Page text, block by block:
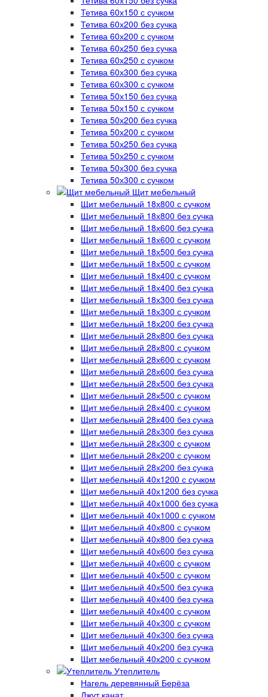
Тетива 60х150 с сучком
Тетива 60х200 без сучка
Тетива 60х200 с сучком
Тетива 60х250 без сучка
Тетива 60х250 с сучком
Тетива 60х300 без сучка
Тетива 60х300 с сучком
Тетива 50х150 без сучка
Тетива 50х150 с сучком
Тетива 50х200 без сучка
Тетива 50х200 с сучком
Тетива 50х250 без сучка
Тетива 50х250 с сучком
Тетива 50х300 без сучка
Тетива 50х300 с сучком
Щит мебельный
Щит мебельный 18х800 с сучком
Щит мебельный 18х800 без сучка
Щит мебельный 18х600 без сучка
Щит мебельный 18х600 с сучком
Щит мебельный 18х500 без сучка
Щит мебельный 18х500 с сучком
Щит мебельный 18х400 с сучком
Щит мебельный 18х400 без сучка
Щит мебельный 18х300 без сучка
Щит мебельный 18х300 с сучком
Щит мебельный 18х200 без сучка
Щит мебельный 28х800 без сучка
Щит мебельный 28х800 с сучком
Щит мебельный 28х600 с сучком
Щит мебельный 28х600 без сучка
Щит мебельный 28х500 без сучка
Щит мебельный 28х500 с сучком
Щит мебельный 28х400 с сучком
Щит мебельный 28х400 без сучка
Щит мебельный 28х300 без сучка
Щит мебельный 28х300 с сучком
Щит мебельный 28х200 с сучком
Щит мебельный 28х200 без сучка
Щит мебельный 40х1200 с сучком
Щит мебельный 40х1200 без сучка
Щит мебельный 40х1000 без сучка
Щит мебельный 40х1000 с сучком
Щит мебельный 40х800 с сучком
Щит мебельный 40х800 без сучка
Щит мебельный 40х600 без сучка
Щит мебельный 40х600 с сучком
Щит мебельный 40х500 с сучком
Щит мебельный 40х500 без сучка
Щит мебельный 40х400 без сучка
Щит мебельный 40х400 с сучком
Щит мебельный 40х300 с сучком
Щит мебельный 40х300 без сучка
Щит мебельный 40х200 без сучка
Щит мебельный 40х200 с сучком
Утеплитель
Нагель деревянный Берёза
Джут канат